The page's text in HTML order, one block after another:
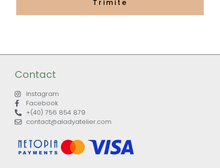
Contact
Instagram
Facebook
+(40) 756 854 879
contact@aladyatelier.com